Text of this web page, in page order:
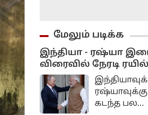
மேலும் படிக்க
இந்தியா - ரஷ்யா
விரைவில் நேரடி
திட்டம்?!..
கடந்த பல